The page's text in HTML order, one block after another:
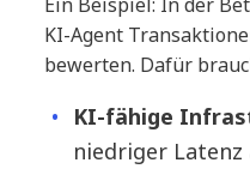
KI-Agent
bewerten. Dafür
KI-fähige
niedriger Latenz